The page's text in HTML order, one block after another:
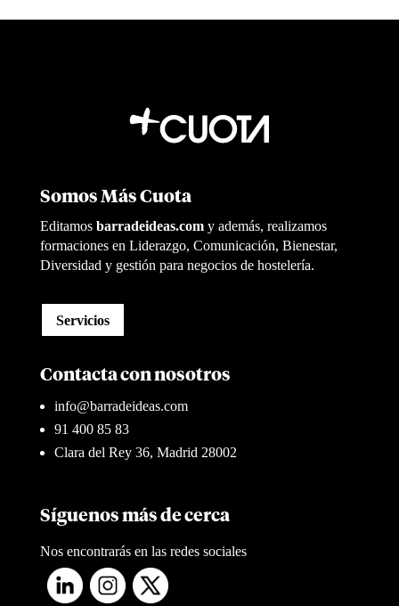
Somos Más Cuota
Editamosbarradeideas.com y además, realizamos
formaciones en Liderazgo, Comunicación, Bienestar,
Diversidad y gestión para negocios de hostelería.
Servicios
Contacta con nosotros
info@barradeideas.com
91 400 85 83
Clara del Rey 36, Madrid 28002
Síguenos más de cerca
Nos encontrarás en las redes sociales